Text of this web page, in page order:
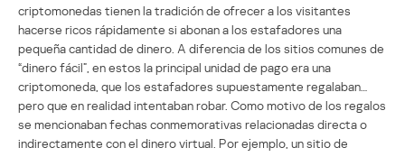
criptomonedas tienen la tradición de ofrecer a los visitantes
hacerse ricos rápidamente si abonan a los estafadores una
pequeña cantidad de dinero. A diferencia de los sitios comunes de
“dinero fácil”, en estos la principal unidad de pago era una
criptomoneda, que los estafadores supuestamente regalaban…
pero que en realidad intentaban robar. Como motivo de los regalos
se mencionaban fechas conmemorativas relacionadas directa o
indirectamente con el dinero virtual. Por ejemplo, un sitio de